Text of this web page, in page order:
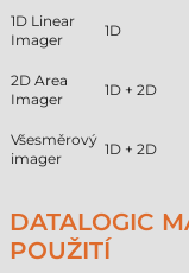
1D Linear
Imager
1D
2D Area
Imager
1D + 2D
Všesměrový
imager
1D + 2D
DATALOGIC
POUŽITÍ